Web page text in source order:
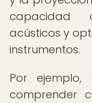
capacidad
acústicos y
instrumentos.
Por
comprender